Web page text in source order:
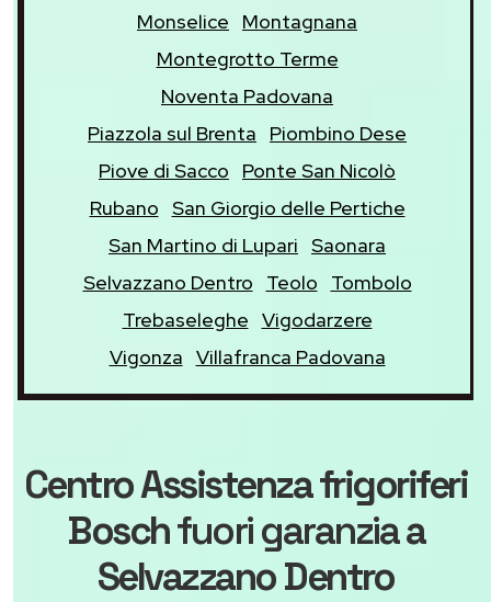
Monselice
Montagnana
Montegrotto Terme
Noventa Padovana
Piazzola sul Brenta
Piombino Dese
Piove di Sacco
Ponte San Nicolò
Rubano San Giorgio delle Pertiche
San Martino di Lupari Saonara
Selvazzano Dentro
Teolo
Tombolo
Trebaseleghe Vigodarzere
Vigonza Villafranca Padovana
Centro Assistenza frigoriferi
Boschfuori garanziaa
Selvazzano Dentro